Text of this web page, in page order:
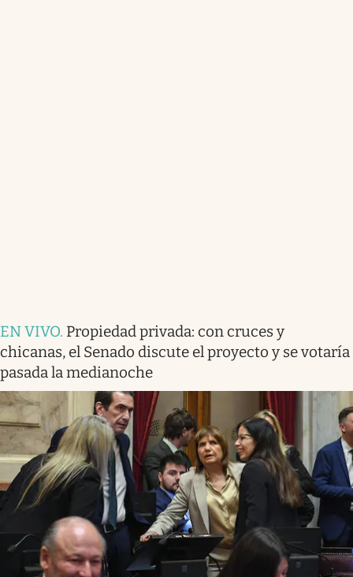
EN VIVO. Propiedad privada: con cruces y
chicanas, el Senado discute el proyecto y se votaría
pasada la medianoche